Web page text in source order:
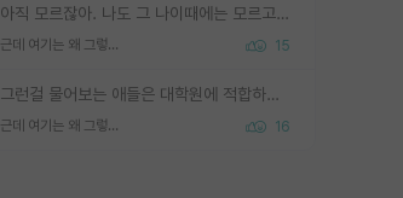
아직 모르잖아. 나도 그 나이때에는 모르고 평가 받고 안심하고 싶었어.
근데 여기는 왜 그렇게 SPK를 물어보는거임? 15
그런걸 물어보는 애들은 대학원에 적합하지 않다
근데 여기는 왜 그렇게 SPK를 물어보는거임? 16